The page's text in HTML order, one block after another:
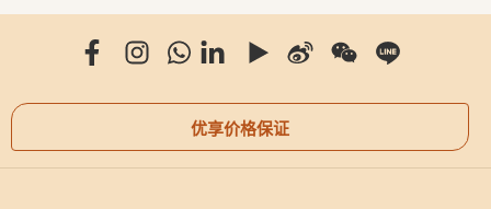
优享价格保证